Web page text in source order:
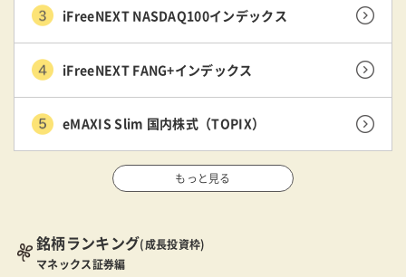
iFreeNEXT NASDAQ100インデックス
iFreeNEXT FANG+インデックス
eMAXIS Slim 国内株式（TOPIX）
もっと見る
銘柄ランキング(成長投資枠)
マネックス証券編